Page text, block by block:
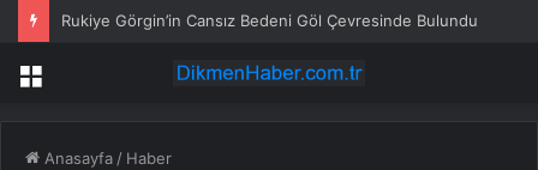
Rukiye Görgin’in Cansız Bedeni Göl Çevresinde Bulundu
Menü
Anasayfa / Haber